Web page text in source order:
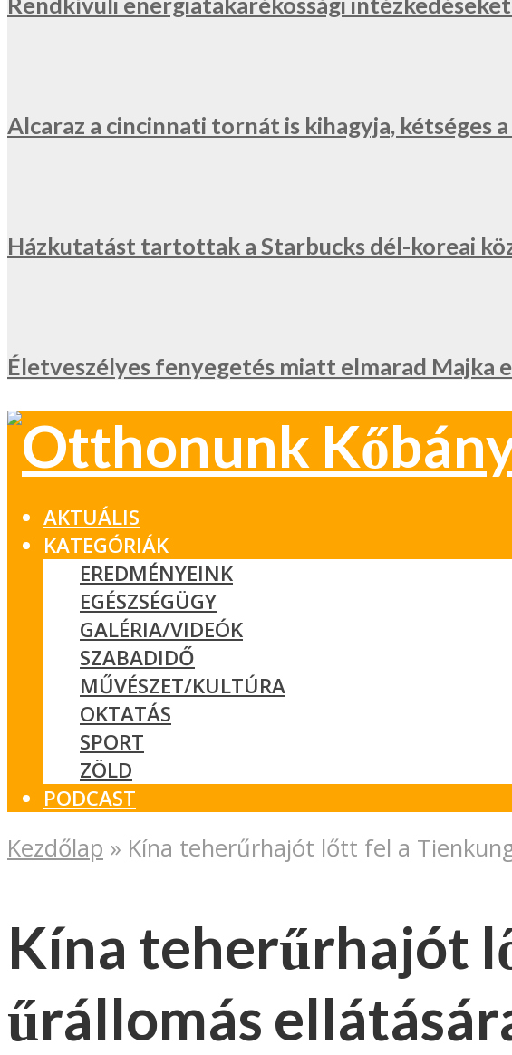
Alcaraz a cincinnati tornát is kihagyja, kétséges
Házkutatást tartottak a Starbucks dél-koreai
Életveszélyes fenyegetés miatt elmarad Majka
AKTUÁLIS
KATEGÓRIÁK
EREDMÉNYEINK
EGÉSZSÉGÜGY
GALÉRIA/VIDEÓK
SZABADIDŐ
MŰVÉSZET/KULTÚRA
OKTATÁS
SPORT
ZÖLD
PODCAST
Kezdőlap » Kína teherűrhajót lőtt fel a
Kína teherűrhajót
űrállomás